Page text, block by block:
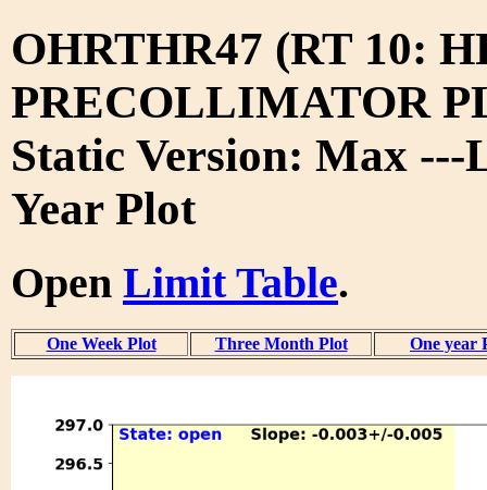
OHRTHR47 (RT 10:
PRECOLLIMATOR
Static Version: Max ---
Year Plot
Open Limit Table.
One Week Plot Three Month Plot One year